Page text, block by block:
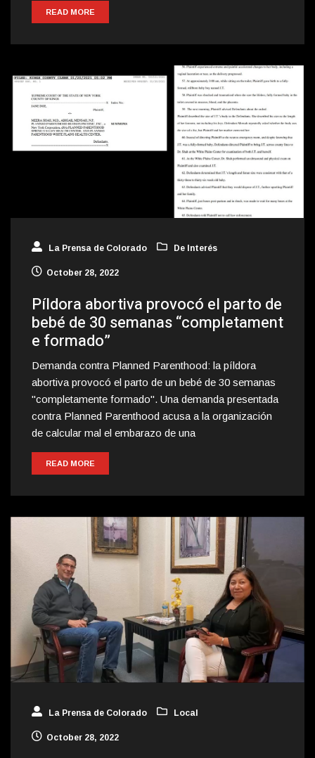
READ MORE
La Prensa de Colorado De Interés
October 28, 2022
Píldora abortiva provocó el parto de
bebé de 30 semanas “completament
e formado”
Demanda contra Planned Parenthood: la píldora
abortiva provocó el parto de un bebé de 30 semanas
"completamente formado". Una demanda presentada
contra Planned Parenthood acusa a la organización
de calcular mal el embarazo de una
READ MORE
La Prensa de Colorado Local
October 28, 2022